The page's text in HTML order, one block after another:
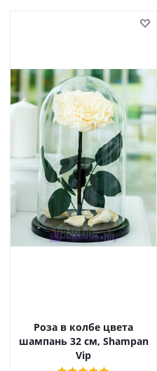
Роза в колбе цвета
шампань 32 см, Shampan
Vip